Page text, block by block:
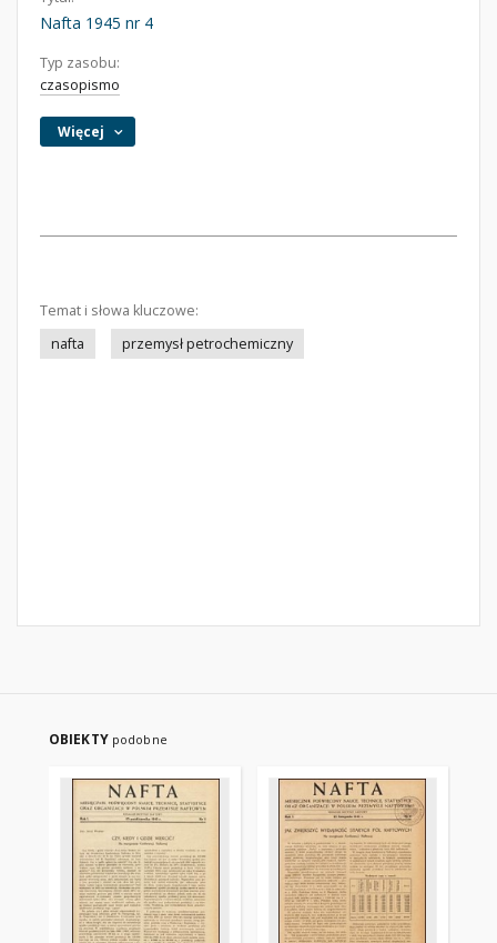
Nafta 1945 nr 4
Typ zasobu:
czasopismo
Więcej
Temat i słowa kluczowe:
nafta
przemysł petrochemiczny
OBIEKTY podobne